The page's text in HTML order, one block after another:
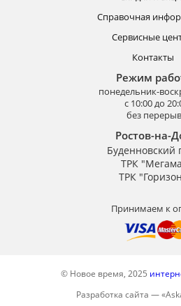
Справочная
Сервисные
Контакты
Режим
понедельник-
с 10:00 до
без
Ростов-на-
Буденновский
ТРК
ТРК
Принимаем к
© Новое время, 2025
Разработка сайта —«